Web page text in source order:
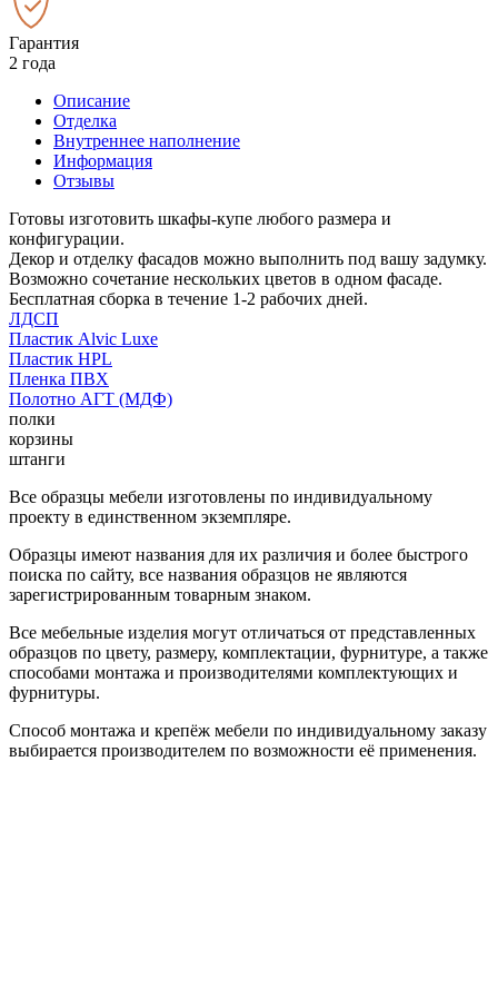
Гарантия
2 года
Описание
Отделка
Внутреннее наполнение
Информация
Отзывы
Готовы изготовить шкафы-купе любого размера и
конфигурации.
Декор и отделку фасадов можно выполнить под вашу задумку.
Возможно сочетание нескольких цветов в одном фасаде.
Бесплатная сборка в течение 1-2 рабочих дней.
ЛДСП
Пластик Alvic Luxe
Пластик HPL
Пленка ПВХ
Полотно АГТ (МДФ)
полки
корзины
штанги
Все образцы мебели изготовлены по индивидуальному
проекту в единственном экземпляре.
Образцы имеют названия для их различия и более быстрого
поиска по сайту, все названия образцов не являются
зарегистрированным товарным знаком.
Все мебельные изделия могут отличаться от представленных
образцов по цвету, размеру, комплектации, фурнитуре, а также
способами монтажа и производителями комплектующих и
фурнитуры.
Способ монтажа и крепёж мебели по индивидуальному заказу
выбирается производителем по возможности её применения.